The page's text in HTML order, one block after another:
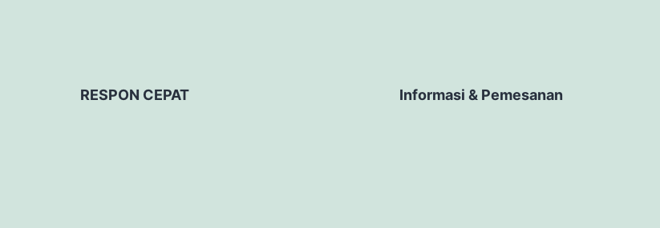
RESPON CEPAT Informasi & Pemesanan